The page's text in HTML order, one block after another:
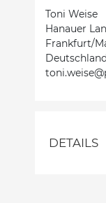
Toni Weise
Hanauer
Frankfurt/
DETAILS